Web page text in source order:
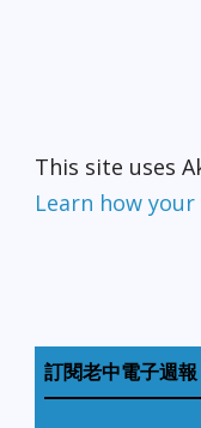
This site uses
Learn how
訂閱老中電子週報